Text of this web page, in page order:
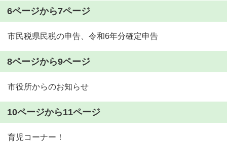
6ページから7ページ
市民税県民税の申告、令和6年分確定申告
8ページから9ページ
市役所からのお知らせ
10ページから11ページ
育児コーナー！